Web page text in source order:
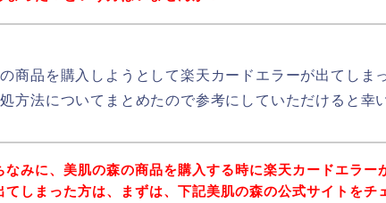
商品を購入しようとして楽天カードエラーが出てしま
方法についてまとめたので参考にしていただけると幸
なみに、美肌の森の商品を購入する時に楽天カードエラー
てしまった方は、まずは、下記美肌の森の公式サイトをチ